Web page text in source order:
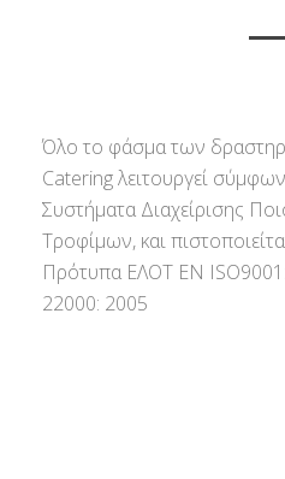
Όλο το φάσμα των
Catering λειτουργεί
Συστήματα Διαχείρισης
Τροφίμων, και
Πρότυπα ΕΛΟΤ ΕΝ
22000: 2005